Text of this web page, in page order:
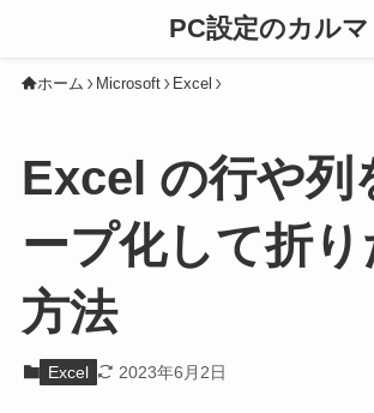
PC設定のカルマ
ホーム Microsoft Excel
Excel の行や列
ープ化して折
方法
Excel 2023年6月2日